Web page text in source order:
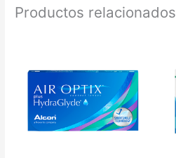
Productos relacionados